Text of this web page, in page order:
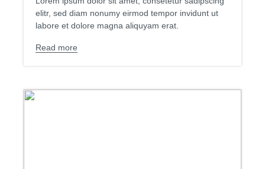
elitr, sed diam nonumy eirmod tempor invidunt ut
labore et dolore magna aliquyam erat.
Read more